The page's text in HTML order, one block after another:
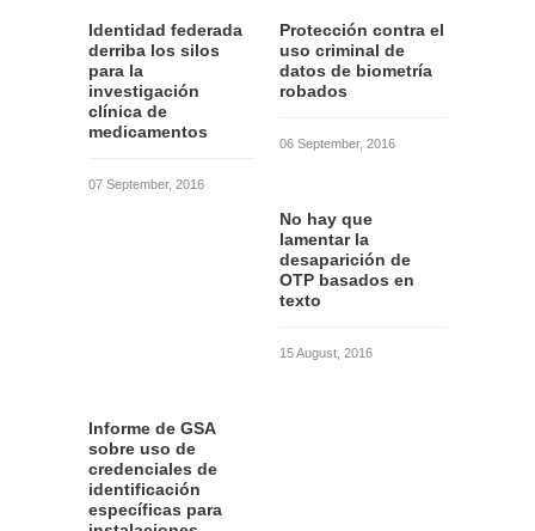
Identidad federada
derriba los silos
para la
investigación
clínica de
medicamentos
07 September, 2016
Protección contra el
uso criminal de
datos de biometría
robados
06 September, 2016
No hay que
lamentar la
desaparición de
OTP basados en
texto
15 August, 2016
Informe de GSA
sobre uso de
credenciales de
identificación
específicas para